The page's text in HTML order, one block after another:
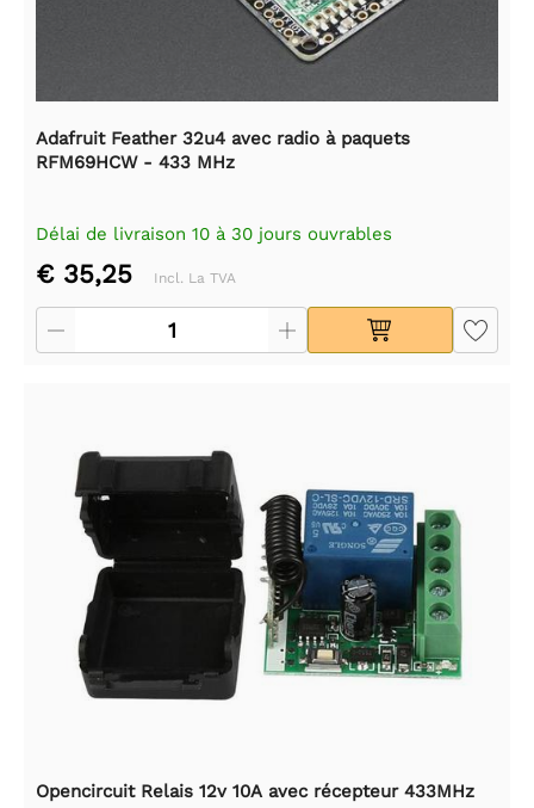
Adafruit Feather 32u4 avec radio à paquets
RFM69HCW - 433 MHz
Délai de livraison 10 à 30 jours ouvrables
€ 35,25 Incl. La TVA
Opencircuit Relais 12v 10A avec récepteur 433MHz